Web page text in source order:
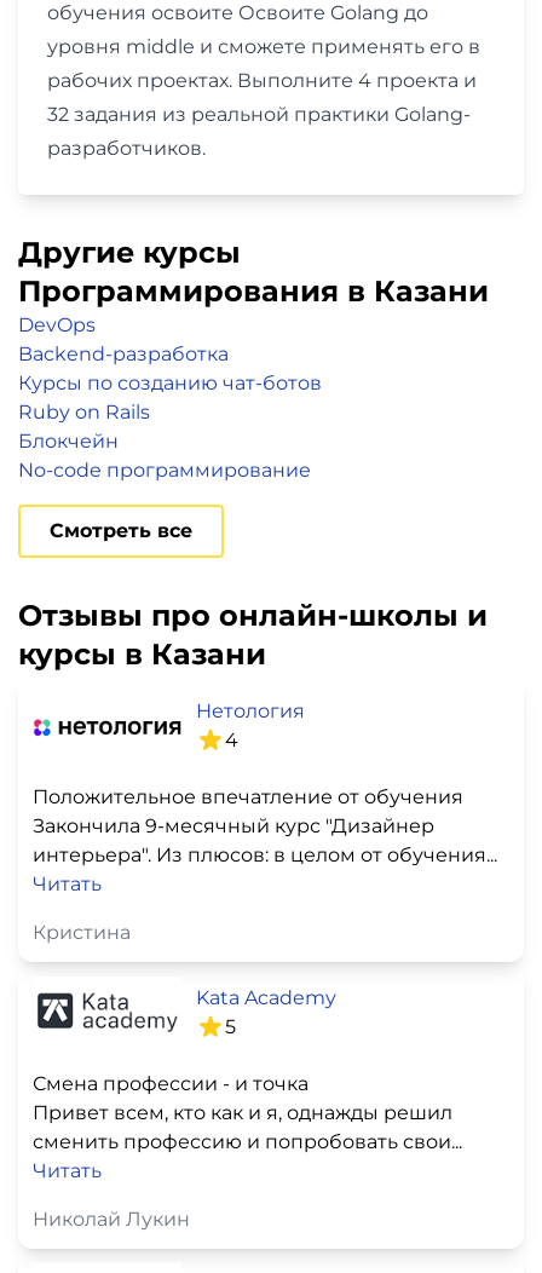
обучения освоите Освоите Golang до
уровня middle и сможете применять его в
рабочих проектах. Выполните 4 проекта и
32 задания из реальной практики Golang-
разработчиков.
Другие курсы
Программирования в Казани
DevOps
Backend-разработка
Курсы по созданию чат-ботов
Ruby on Rails
Блокчейн
No-code программирование
Смотреть все
Отзывы про онлайн-школы и
курсы в Казани
Нетология
4
Положительное впечатление от обучения
Закончила 9-месячный курс "Дизайнер
интерьера". Из плюсов: в целом от обучения...
Читать
Кристина
Kata Academy
5
Смена профессии - и точка
Привет всем, кто как и я, однажды решил
сменить профессию и попробовать свои...
Читать
Николай Лукин